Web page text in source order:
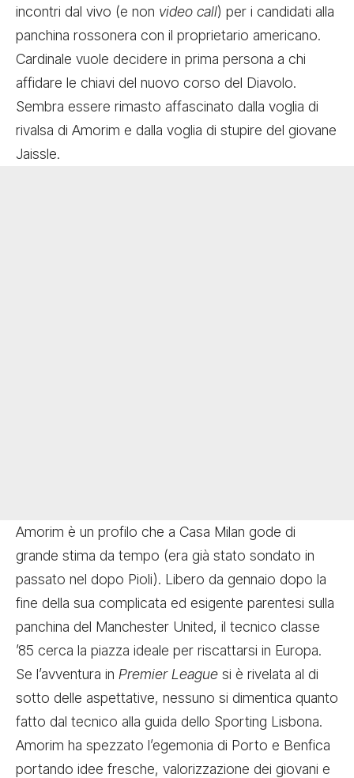
incontri dal vivo (e non video call) per i candidati alla
panchina rossonera con il proprietario americano.
Cardinale vuole decidere in prima persona a chi
affidare le chiavi del nuovo corso del Diavolo.
Sembra essere rimasto affascinato dalla voglia di
rivalsa di Amorim e dalla voglia di stupire del giovane
Jaissle.
Amorim è un profilo che a Casa Milan gode di
grande stima da tempo (era già stato sondato in
passato nel dopo Pioli). Libero da gennaio dopo la
fine della sua complicata ed esigente parentesi sulla
panchina del Manchester United, il tecnico classe
’85 cerca la piazza ideale per riscattarsi in Europa.
Se l’avventura in Premier League si è rivelata al di
sotto delle aspettative, nessuno si dimentica quanto
fatto dal tecnico alla guida dello Sporting Lisbona.
Amorim ha spezzato l’egemonia di Porto e Benfica
portando idee fresche, valorizzazione dei giovani e